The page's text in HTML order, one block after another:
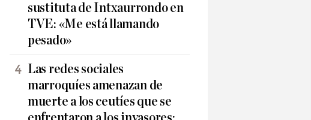
sustituta de Intxaurrondo en
TVE: «Me está llamando
pesado»
Las redes sociales
marroquíes amenazan de
muerte a los ceutíes que se